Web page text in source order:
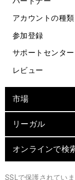
アカウントの種類
参加登録
サポートセンター
レビュー
市場
リーガル
オンラインで検
SSLで保護されてい